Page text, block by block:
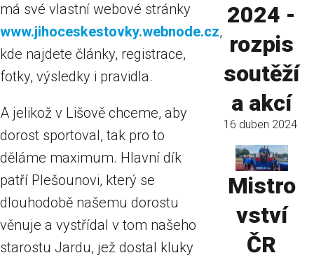
má své vlastní webové stránky
www.jihoceskestovky.webnode.cz,
kde najdete články, registrace,
fotky, výsledky i pravidla.
A jelikož v Lišově chceme, aby
dorost sportoval, tak pro to
děláme maximum. Hlavní dík
patří Plešounovi, který se
dlouhodobě našemu dorostu
věnuje a vystřídal v tom našeho
starostu Jardu, jež dostal kluky
2024 -
rozpis
soutěží
a akcí
16 duben 2024
Mistro
vství
ČR